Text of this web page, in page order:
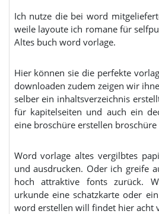
Ich nutze die bei word
weile layoute ich romane für
Altes buch word vorlage.
Hier können sie die perfekte
downloaden zudem zeigen wir
selber ein inhaltsverzeichnis
für kapitelseiten und auch ein
eine broschüre erstellen
Word vorlage altes vergilbtes
und ausdrucken. Oder ich greife
hoch attraktive fonts zurück.
urkunde eine schatzkarte oder
word erstellen will findet hier acht